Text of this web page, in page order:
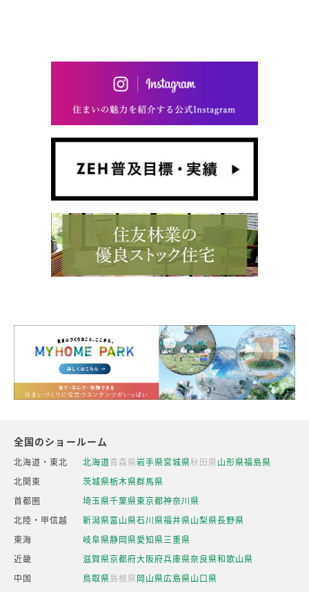
全国のショールーム
北海道・東北 北海道青森県岩手県宮城県秋田県山形県福島県
北関東
茨城県栃木県群馬県
首都圏
埼玉県千葉県東京都神奈川県
北陸・甲信越
新潟県富山県石川県福井県山梨県長野県
東海
岐阜県静岡県愛知県三重県
近畿
滋賀県京都府大阪府兵庫県奈良県和歌山県
中国
鳥取県島根県岡山県広島県山口県